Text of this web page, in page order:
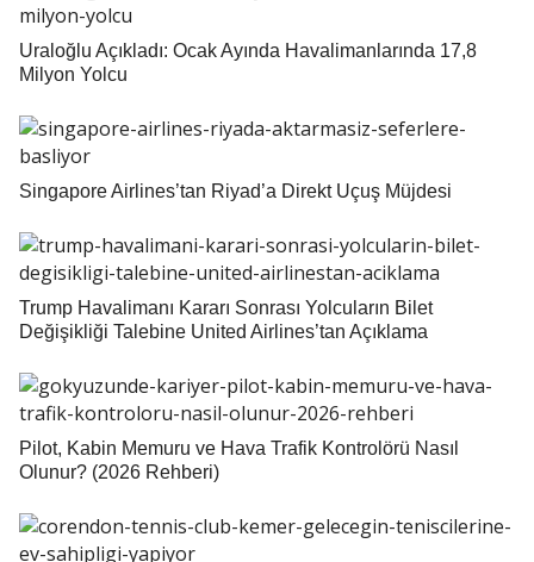
Uraloğlu Açıkladı: Ocak Ayında Havalimanlarında 17,8
Milyon Yolcu
Singapore Airlines’tan Riyad’a Direkt Uçuş Müjdesi
Trump Havalimanı Kararı Sonrası Yolcuların Bilet
Değişikliği Talebine United Airlines’tan Açıklama
Pilot, Kabin Memuru ve Hava Trafik Kontrolörü Nasıl
Olunur? (2026 Rehberi)